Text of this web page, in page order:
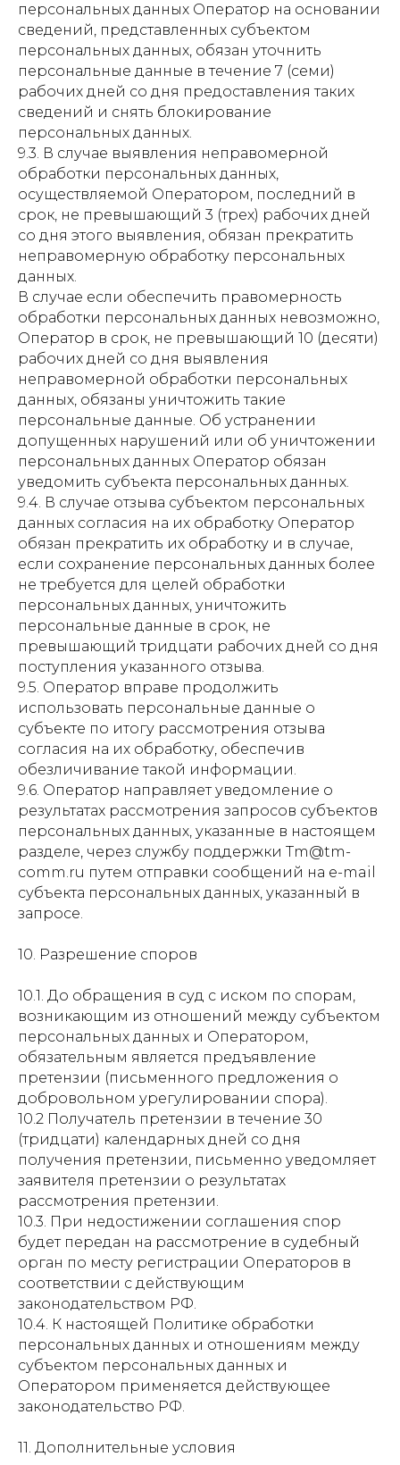
персональных данных Оператор на основании
сведений, представленных субъектом
персональных данных, обязан уточнить
персональные данные в течение 7 (семи)
рабочих дней со дня предоставления таких
сведений и снять блокирование
персональных данных.
9.3. В случае выявления неправомерной
обработки персональных данных,
осуществляемой Оператором, последний в
срок, не превышающий 3 (трех) рабочих дней
со дня этого выявления, обязан прекратить
неправомерную обработку персональных
данных.
В случае если обеспечить правомерность
обработки персональных данных невозможно,
Оператор в срок, не превышающий 10 (десяти)
рабочих дней со дня выявления
неправомерной обработки персональных
данных, обязаны уничтожить такие
персональные данные. Об устранении
допущенных нарушений или об уничтожении
персональных данных Оператор обязан
уведомить субъекта персональных данных.
9.4. В случае отзыва субъектом персональных
данных согласия на их обработку Оператор
обязан прекратить их обработку и в случае,
если сохранение персональных данных более
не требуется для целей обработки
персональных данных, уничтожить
персональные данные в срок, не
превышающий тридцати рабочих дней со дня
поступления указанного отзыва.
9.5. Оператор вправе продолжить
использовать персональные данные о
субъекте по итогу рассмотрения отзыва
согласия на их обработку, обеспечив
обезличивание такой информации.
9.6. Оператор направляет уведомление о
результатах рассмотрения запросов субъектов
персональных данных, указанные в настоящем
разделе, через службу поддержки Tm@tm-
comm.ru путем отправки сообщений на e-mail
субъекта персональных данных, указанный в
запросе.
10. Разрешение споров
10.1. До обращения в суд с иском по спорам,
возникающим из отношений между субъектом
персональных данных и Оператором,
обязательным является предъявление
претензии (письменного предложения о
добровольном урегулировании спора).
10.2 Получатель претензии в течение 30
(тридцати) календарных дней со дня
получения претензии, письменно уведомляет
заявителя претензии о результатах
рассмотрения претензии.
10.3. При недостижении соглашения спор
будет передан на рассмотрение в судебный
орган по месту регистрации Операторов в
соответствии с действующим
законодательством РФ.
10.4. К настоящей Политике обработки
персональных данных и отношениям между
субъектом персональных данных и
Оператором применяется действующее
законодательство РФ.
11. Дополнительные условия